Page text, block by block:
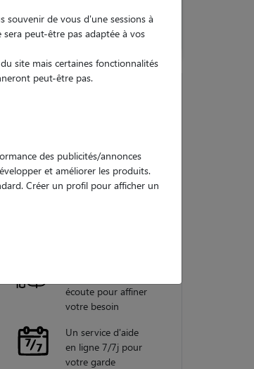
garanties
écoute pour affiner
votre besoin
Un service d'aide
en ligne 7/7j pour
votre garde
souvenir de vous d'une sessions à
peut-être pas adaptée à vos
site mais certaines fonctionnalités
peut-être pas.
des publicités/annonces
et améliorer les produits.
Créer un profil pour afficher un